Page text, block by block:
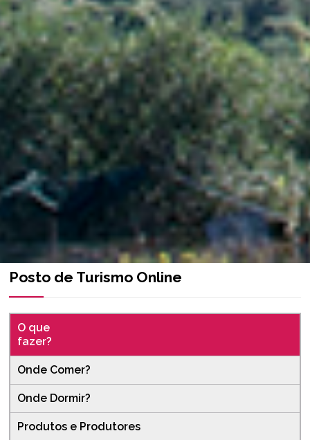
Posto de Turismo Online
O que
fazer?
Onde Comer?
Onde Dormir?
Produtos e Produtores